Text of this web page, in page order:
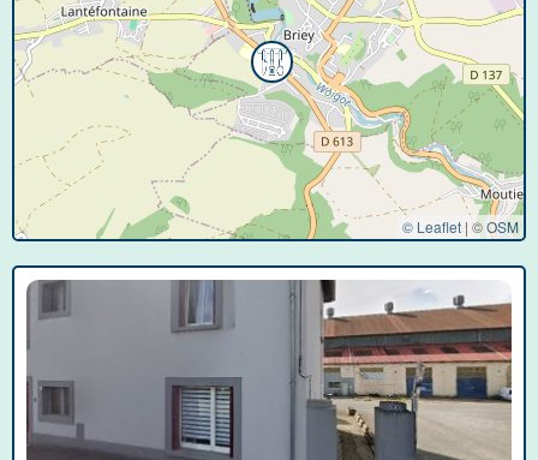
© Leaflet| ©OSM